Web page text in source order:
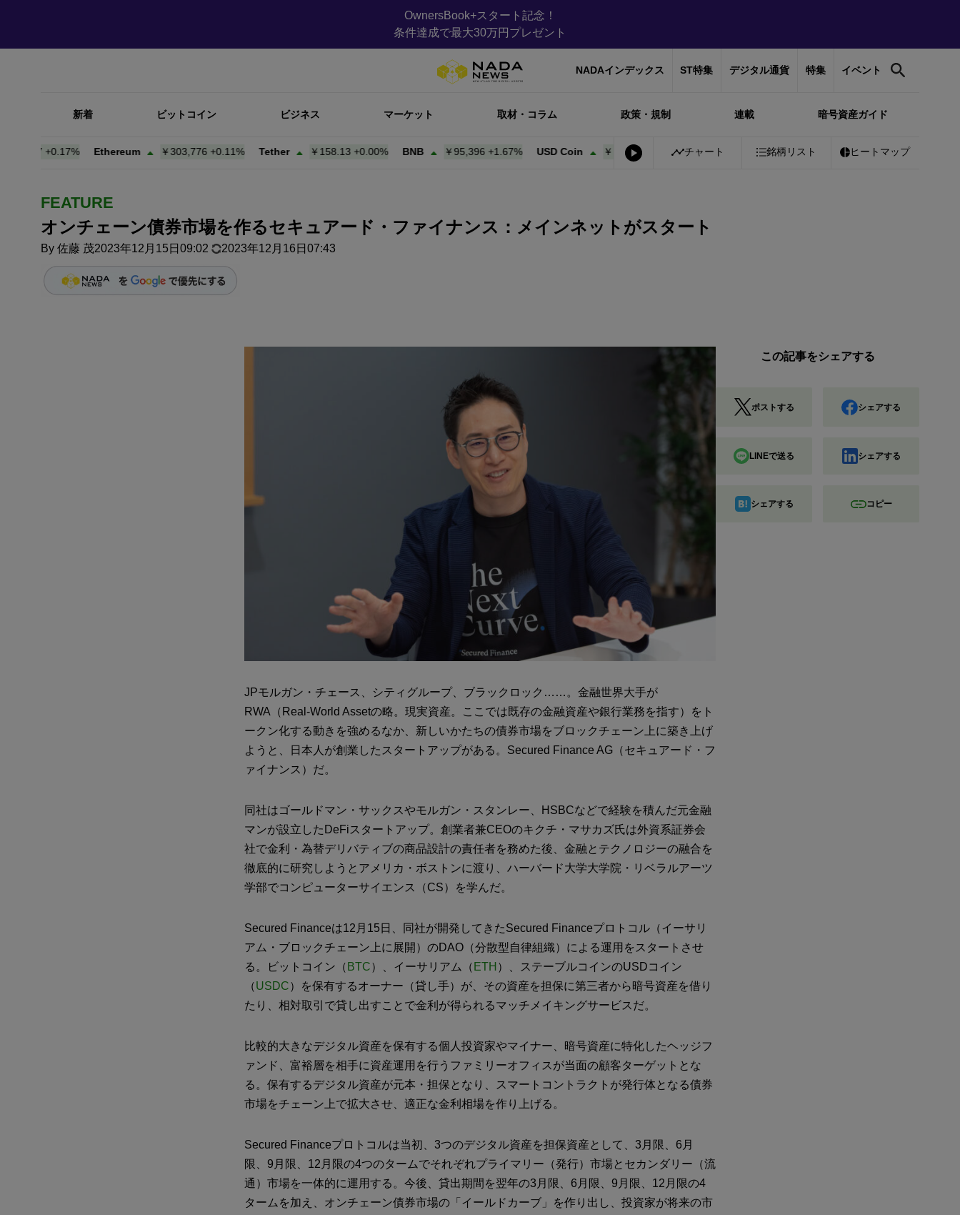
OwnersBook+スタート記念！
条件達成で最大30万円プレゼント
NADAインデックス ST特集 デジタル通貨 特集 イベント
新着 ビットコイン ビジネス マーケット 取材・コラム 政策・規制 連載 暗号資産ガイド
0.17% Ethereum ￥303,776+0.11% Tether ￥158.13+0.00% BNB ￥95,396+1.67% USD Coin ￥158.22 0.00% Bitcoin ￥10,290,147+0.17% Ethereum ￥303,776
チャート 銘柄リスト ヒートマップ
FEATURE
オンチェーン債券市場を作るセキュアード・ファイナンス：メインネットがスタート
By 佐藤 茂2023年12月15日09:02 2023年12月16日07:43
JPモルガン・チェース、シティグループ、ブラックロック……。金融世界大手が
RWA（Real-World Assetの略。現実資産。ここでは既存の金融資産や銀行業務を指す）をト
ークン化する動きを強めるなか、新しいかたちの債券市場をブロックチェーン上に築き上げ
ようと、日本人が創業したスタートアップがある。Secured Finance AG（セキュアード・フ
ァイナンス）だ。
同社はゴールドマン・サックスやモルガン・スタンレー、HSBCなどで経験を積んだ元金融
マンが設立したDeFiスタートアップ。創業者兼CEOのキクチ・マサカズ氏は外資系証券会
社で金利・為替デリバティブの商品設計の責任者を務めた後、金融とテクノロジーの融合を
徹底的に研究しようとアメリカ・ボストンに渡り、ハーバード大学大学院・リベラルアーツ
学部でコンピューターサイエンス（CS）を学んだ。
Secured Financeは12月15日、同社が開発してきたSecured Financeプロトコル（イーサリ
アム・ブロックチェーン上に展開）のDAO（分散型自律組織）による運用をスタートさせ
る。ビットコイン（ BTC）、イーサリアム（ ETH ）、ステーブルコインのUSDコイン
（USDC）を保有するオーナー（貸し手）が、その資産を担保に第三者から暗号資産を借り
たり、相対取引で貸し出すことで金利が得られるマッチメイキングサービスだ。
比較的大きなデジタル資産を保有する個人投資家やマイナー、暗号資産に特化したヘッジフ
ァンド、富裕層を相手に資産運用を行うファミリーオフィスが当面の顧客ターゲットとな
る。保有するデジタル資産が元本・担保となり、スマートコントラクトが発行体となる債券
市場をチェーン上で拡大させ、適正な金利相場を作り上げる。
Secured Financeプロトコルは当初、3つのデジタル資産を担保資産として、3月限、6月
限、9月限、12月限の4つのタームでそれぞれプライマリー（発行）市場とセカンダリー（流
通）市場を一体的に運用する。今後、貸出期間を翌年の3月限、6月限、9月限、12月限の4
タームを加え、オンチェーン債券市場の「イールドカーブ」を作り出し、投資家が将来の市
この記事をシェアする
ポストする シェアする
LINEで送る シェアする
シェアする コピー